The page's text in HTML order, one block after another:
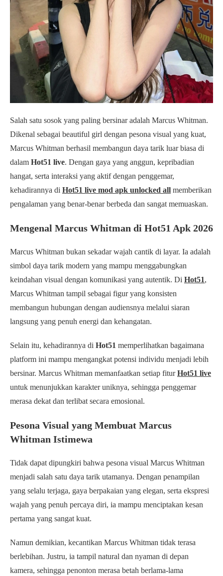
Salah satu sosok yang paling bersinar adalah Marcus Whitman.
Dikenal sebagai beautiful girl dengan pesona visual yang kuat,
Marcus Whitman berhasil membangun daya tarik luar biasa di
dalam Hot51 live. Dengan gaya yang anggun, kepribadian
hangat, serta interaksi yang aktif dengan penggemar,
kehadirannya di Hot51 live mod apk unlocked all memberikan
pengalaman yang benar-benar berbeda dan sangat memuaskan.
Mengenal Marcus Whitman di Hot51 Apk 2026
Marcus Whitman bukan sekadar wajah cantik di layar. Ia adalah
simbol daya tarik modern yang mampu menggabungkan
keindahan visual dengan komunikasi yang autentik. Di Hot51,
Marcus Whitman tampil sebagai figur yang konsisten
membangun hubungan dengan audiensnya melalui siaran
langsung yang penuh energi dan kehangatan.
Selain itu, kehadirannya di Hot51 memperlihatkan bagaimana
platform ini mampu mengangkat potensi individu menjadi lebih
bersinar. Marcus Whitman memanfaatkan setiap fiturHot51 live
untuk menunjukkan karakter uniknya, sehingga penggemar
merasa dekat dan terlibat secara emosional.
Pesona Visual yang Membuat Marcus
Whitman Istimewa
Tidak dapat dipungkiri bahwa pesona visual Marcus Whitman
menjadi salah satu daya tarik utamanya. Dengan penampilan
yang selalu terjaga, gaya berpakaian yang elegan, serta ekspresi
wajah yang penuh percaya diri, ia mampu menciptakan kesan
pertama yang sangat kuat.
Namun demikian, kecantikan Marcus Whitman tidak terasa
berlebihan. Justru, ia tampil natural dan nyaman di depan
kamera, sehingga penonton merasa betah berlama-lama